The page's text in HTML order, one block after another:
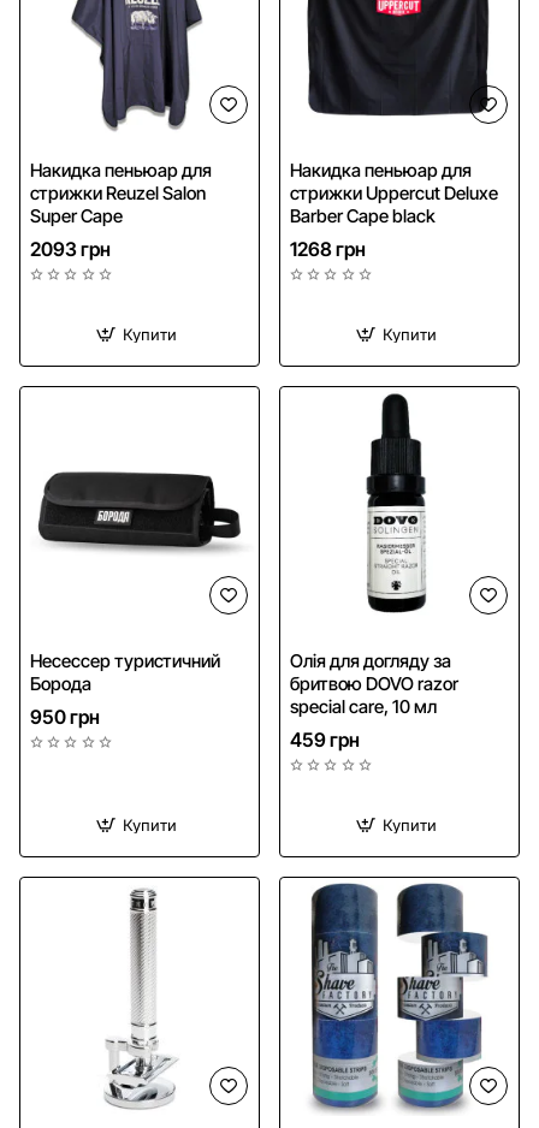
Безкоштовна доставка
Накидка пеньюар для
стрижки Reuzel Salon
Super Cape
2093 грн
Купити
Накидка пеньюар для
стрижки Uppercut Deluxe
Barber Cape black
1268 грн
Купити
NEW
Несессер туристичний
Борода
950 грн
Купити
Олія для догляду за
бритвою DOVO razor
special care, 10 мл
459 грн
Купити